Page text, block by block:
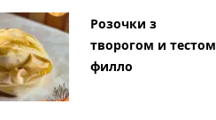
Розочки з
творогом и тестом
филло